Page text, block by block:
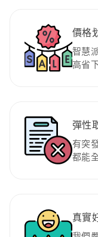
價格
智慧
高省
彈性
有突
都能
真實